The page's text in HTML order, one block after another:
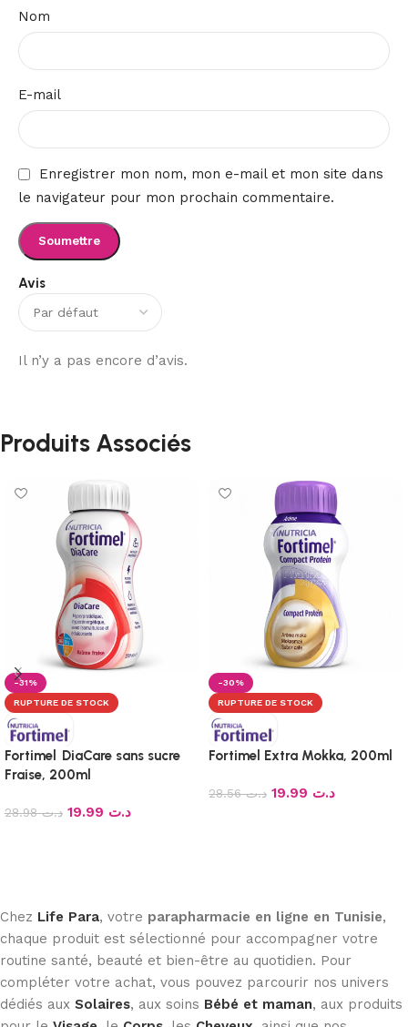
Avis
Il n’y a pas encore d’avis.
Nom
E-mail
Enregistrer mon nom, mon e-mail et mon site dans
le navigateur pour mon prochain commentaire.
Produits Associés
-31%
RUPTURE DE STOCK
Fortimel DiaCare sans sucre
Fraise, 200ml
د.ت28.98 د.ت
-30%
RUPTURE DE STOCK
Fortimel Extra Mokka, 200ml
د.ت28.56 د.ت
Chez Life Para, votre parapharmacie en ligne en Tunisie,
chaque produit est sélectionné pour accompagner votre
routine santé, beauté et bien-être au quotidien. Pour
compléter votre achat, vous pouvez parcourir nos univers
dédiés aux Solaires, aux soins Bébé et maman, aux produits